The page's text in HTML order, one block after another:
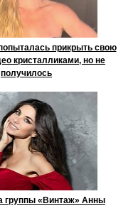
прикрыть свою
кристалликами, но не
получилось
группы «Винтаж» Анны